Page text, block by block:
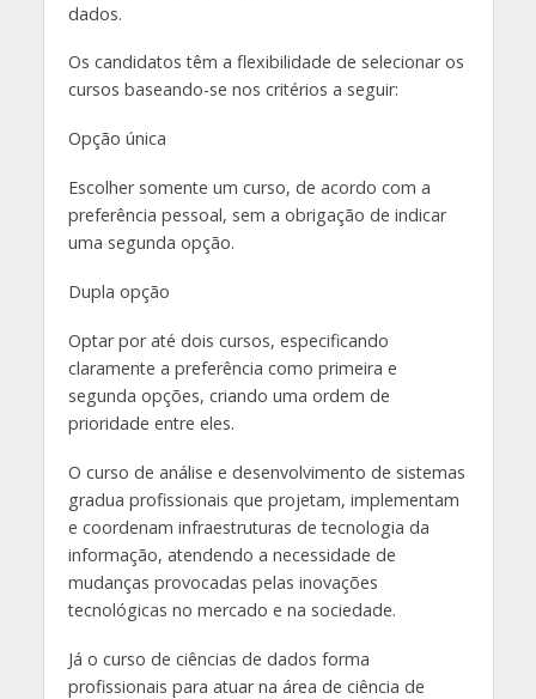
dados.
Os candidatos têm a flexibilidade de selecionar os
cursos baseando-se nos critérios a seguir:
Opção única
Escolher somente um curso, de acordo com a
preferência pessoal, sem a obrigação de indicar
uma segunda opção.
Dupla opção
Optar por até dois cursos, especificando
claramente a preferência como primeira e
segunda opções, criando uma ordem de
prioridade entre eles.
O curso de análise e desenvolvimento de sistemas
gradua profissionais que projetam, implementam
e coordenam infraestruturas de tecnologia da
informação, atendendo a necessidade de
mudanças provocadas pelas inovações
tecnológicas no mercado e na sociedade.
Já o curso de ciências de dados forma
profissionais para atuar na área de ciência de